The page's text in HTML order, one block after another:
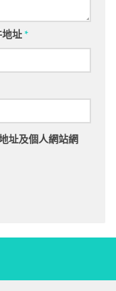
地址*
址及個人網站網